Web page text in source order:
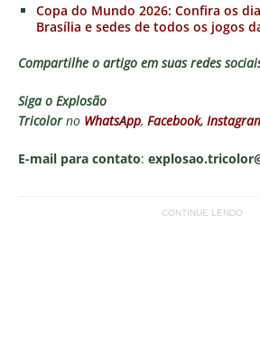
Copa do Mundo 2026: Confira os
Brasília e sedes de todos os jogos
Compartilhe o artigo em suas redes
Siga o Explosão
Tricolorno WhatsApp, Facebook,
E-mail para contato:
CONTINUE LENDO